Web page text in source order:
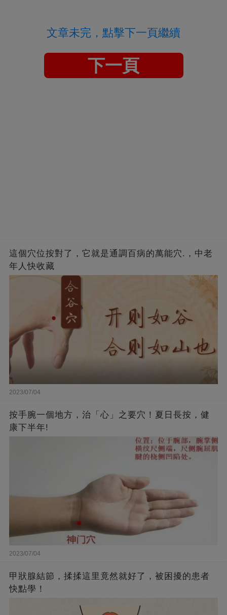
文章未完，點擊下一頁繼續
下一頁
這個穴位按對了，它就是通調百病的萬能穴.，中老
年人快收藏
2023/07/04
按手腕一個地方，治「心」之要穴！夏日長按，健
康下半年!
2023/07/04
甲狀腺結節，揉揉這里竟然就好了，被困擾的患者
快點學！